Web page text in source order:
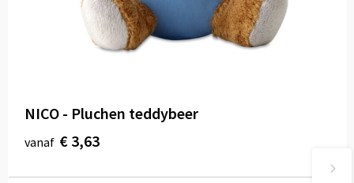
NICO - Pluchen teddybeer
vanaf € 3,63